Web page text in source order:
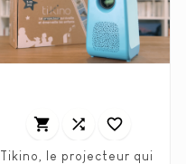
  
Tikino, le projecteur qui